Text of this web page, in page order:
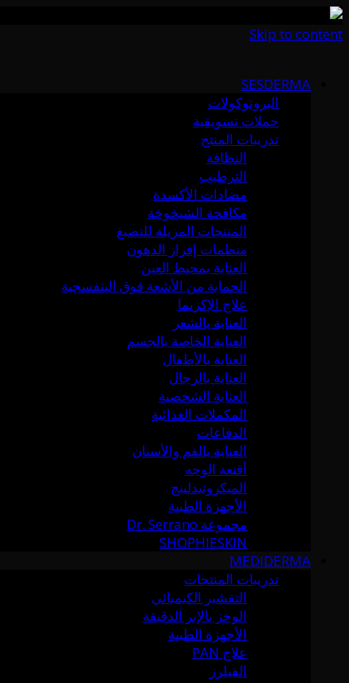
Skip to content
SESDERMA
البروتوكولات
حملات تسويقية
تدريبات المنتج
النظافة
الترطيب
مضادات الأكسدة
مكافحة الشيخوخة
المنتجات المزيلة للتصبغ
منظمات إفراز الدهون
العناية بمحيط العين
الحماية من الأشعة فوق البنفسجية
علاج الإكزيما
العناية بالشعر
العناية الخاصة بالجسم
العناية بالأطفال
العناية بالرجال
العناية الشخصية
المكملات الغذائية
الدفاعات
العناية بالفم والأسنان
أقنعة الوجه
الميكرونيدلينج
الأجهزة الطبية
مجموعة Dr. Serrano
SHOPHIESKIN
MEDIDERMA
تدريبات المنتجات
التقشير الكيميائي
الوخز بالإبر الدقيقة
الأجهزة الطبية
علاج PAN
الفيلرز